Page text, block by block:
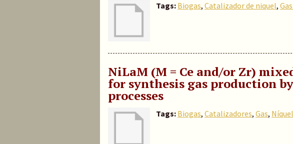
Tags: Biogas, Catalizador de niquel,
NiLaM (M = Ce and/or Zr)
for synthesis gas production
processes
Tags: Biogas, Catalizadores, Gas, Níquel